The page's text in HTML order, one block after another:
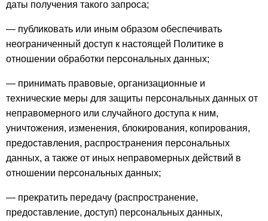
даты получения такого запроса;
— публиковать или иным образом обеспечивать
неограниченный доступ к настоящей Политике в
отношении обработки персональных данных;
— принимать правовые, организационные и
технические меры для защиты персональных данных от
неправомерного или случайного доступа к ним,
уничтожения, изменения, блокирования, копирования,
предоставления, распространения персональных
данных, а также от иных неправомерных действий в
отношении персональных данных;
— прекратить передачу (распространение,
предоставление, доступ) персональных данных,